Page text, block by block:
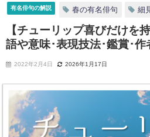
有名俳句の解説 春の有名俳句 細
【チューリップ喜びだけを
語や意味･表現技法･鑑賞･
2022年2月4日 2026年1月17日